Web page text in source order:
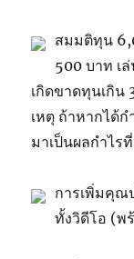
สมมติทุน
500 บาท เ
เกิดขาดทุนเกิน
เหตุ ถ้าหากได้
มาเป็นผลกำไรที่
การเพิ่มคุณ
ทั้งวิดีโอ (